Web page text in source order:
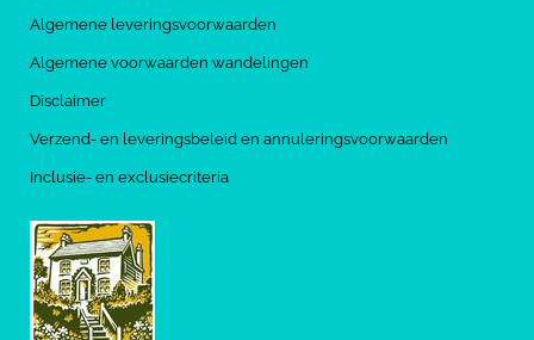
Algemene leveringsvoorwaarden
Algemene voorwaarden wandelingen
Disclaimer
Verzend- en leveringsbeleid en annuleringsvoorwaarden
Inclusie- en exclusiecriteria